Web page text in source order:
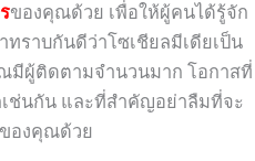
ของคุณด้วย เพื่อให้ผู้คนได้รู้จัก
ทราบกันดีว่าโซเชียลมีเดียเป็น
มีผู้ติดตามจำนวนมาก โอกาสที่
ช่นกัน และที่สำคัญอย่าลืมที่จะ
องคุณด้วย